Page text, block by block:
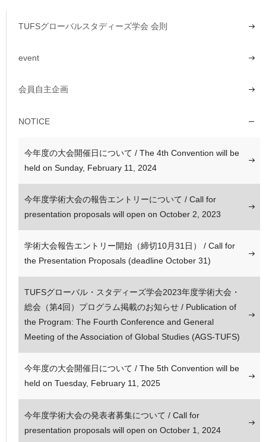
TUFSグローバルスタディーズ学会 会則
event
会員自主企画
NOTICE
今年度の大会開催日について / The 4th Convention will be
held on Sunday, February 11, 2024
今年度学術大会の報告エントリーについて / Call for
presentation proposals will open on October 2, 2023
学術大会報告エントリー開始（締切10月31日） / Call for
the Presentation Proposals (deadline October 31)
TUFSグローバル・スタディーズ学会2023年度学術大会・
総会（第4回）プログラム掲載のお知らせ / Publication of
the Program: The Fourth Conference and General
Meeting of the Association of Global Studies (AGS-TUFS)
今年度の大会開催日について / The 5th Convention will be
held on Tuesday, February 11, 2025
今年度学術大会の発表者募集について / Call for
presentation proposals will open on October 1, 2024